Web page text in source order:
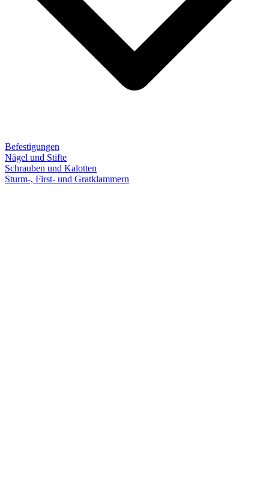
Befestigungen
Nägel und Stifte
Schrauben und Kalotten
Sturm-, First- und Gratklammern